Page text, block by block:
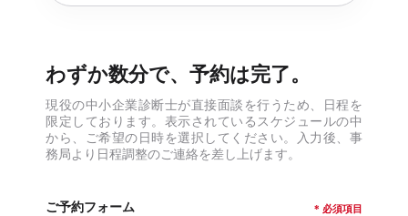
わずか数分で、予約は完了。
現役の中小企業診断士が直接面談を行うため、日程を
限定しております。表示されているスケジュールの中
から、ご希望の日時を選択してください。入力後、事
務局より日程調整のご連絡を差し上げます。
ご予約フォーム * 必須項目